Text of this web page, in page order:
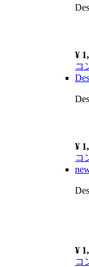
¥
コ
¥
コ
¥
コ